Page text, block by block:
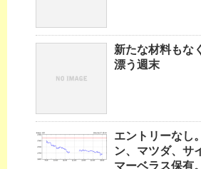
新たな材料もな
漂う週末
エントリーなし
ン、マツダ、サ
マーベラス保有